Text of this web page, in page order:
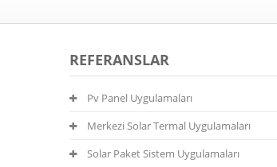
REFERANSLAR
Pv Panel Uygulamaları
Merkezi Solar Termal Uygulamaları
Solar Paket Sistem Uygulamaları